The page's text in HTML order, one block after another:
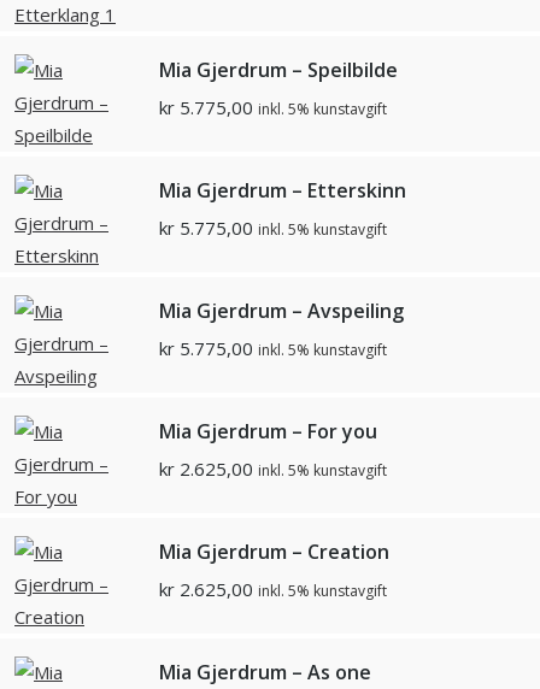
Mia Gjerdrum – Speilbilde
kr 5.775,00 inkl. 5% kunstavgift
Mia Gjerdrum – Etterskinn
kr 5.775,00 inkl. 5% kunstavgift
Mia Gjerdrum – Avspeiling
kr 5.775,00 inkl. 5% kunstavgift
Mia Gjerdrum – For you
kr 2.625,00 inkl. 5% kunstavgift
Mia Gjerdrum – Creation
kr 2.625,00 inkl. 5% kunstavgift
Mia Gjerdrum – As one